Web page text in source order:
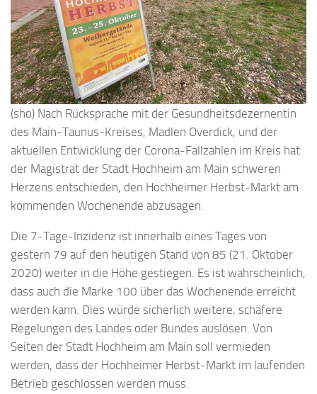
(sho) Nach Rücksprache mit der Gesundheitsdezernentin
des Main-Taunus-Kreises, Madlen Overdick, und der
aktuellen Entwicklung der Corona-Fallzahlen im Kreis hat
der Magistrat der Stadt Hochheim am Main schweren
Herzens entschieden, den Hochheimer Herbst-Markt am
kommenden Wochenende abzusagen.
Die 7-Tage-Inzidenz ist innerhalb eines Tages von
gestern 79 auf den heutigen Stand von 85 (21. Oktober
2020) weiter in die Höhe gestiegen. Es ist wahrscheinlich,
dass auch die Marke 100 über das Wochenende erreicht
werden kann. Dies würde sicherlich weitere, schäfere
Regelungen des Landes oder Bundes auslösen. Von
Seiten der Stadt Hochheim am Main soll vermieden
werden, dass der Hochheimer Herbst-Markt im laufenden
Betrieb geschlossen werden muss.